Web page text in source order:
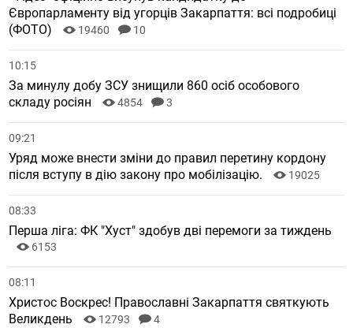
Європарламенту від угорців Закарпаття: всі подробиці
(ФОТО)
19460 10
10:15
За минулу добу ЗСУ знищили 860 осіб особового
складу росіян
4854 3
09:21
Уряд може внести зміни до правил перетину кордону
після вступу в дію закону про мобілізацію.
19025
08:33
Перша ліга: ФК "Хуст" здобув дві перемоги за тиждень
6153
08:11
Христос Воскрес! Православні Закарпаття святкують
Великдень
12793 4